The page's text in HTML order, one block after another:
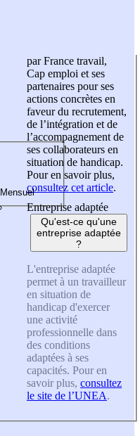
par France travail,
Cap emploi et ses
partenaires pour ses
actions concrètes en
faveur du recrutement,
de l’intégration et de
l’accompagnement de
ses collaborateurs en
situation de handicap.
Pour en savoir plus,
consultez cet article.
Entreprise adaptée
Qu'est-ce qu'une
entreprise adaptée
?
L'entreprise adaptée
permet à un travailleur
en situation de
handicap d'exercer
une activité
professionnelle dans
des conditions
adaptées à ses
capacités. Pour en
savoir plus, consultez
le site de l’UNEA.